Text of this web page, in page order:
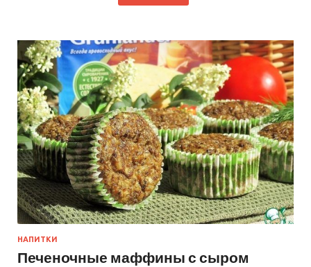
НАПИТКИ
Печеночные маффины с сыром